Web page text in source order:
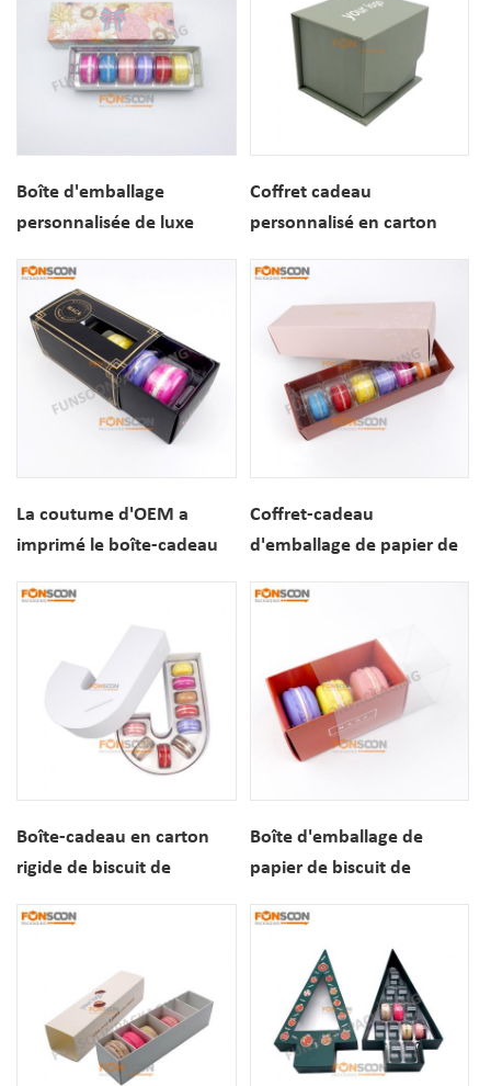
Boîte d'emballage
personnalisée de luxe
pour les biscuits desserts.
Coffret cadeau
personnalisé en carton
magnétique et logo
imprimé, lot de 2
macarons
La coutume d'OEM a
imprimé le boîte-cadeau
biscuit de macaron de 3
paquets avec la fenêtre
Coffret-cadeau
d'emballage de papier de
coutume 6 d'OEM pour le
biscuit de dessert
Boîte-cadeau en carton
rigide de biscuit de
conception personnalisée
Boîte d'emballage de
papier de biscuit de
imprimée par coutume
avec la fenêtre claire